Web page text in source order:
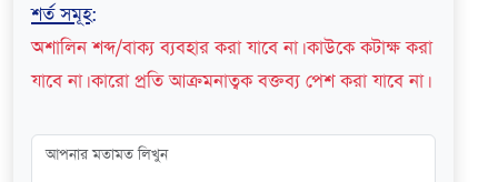
শর্ত সমূহ:
অশালিন শব্দ/বাক্য ব্যবহার করা যাবে না। কাউকে কটাক্ষ করা
যাবে না। কারো প্রতি আক্রমনাত্বক বক্তব্য পেশ করা যাবে না।